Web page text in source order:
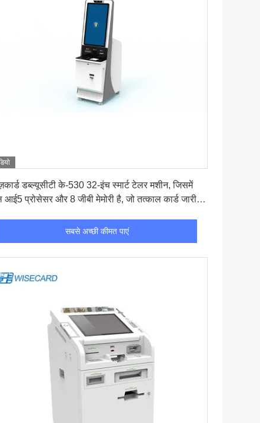
डब्ल्यूसीटी के-530 32-इंच स्मार्ट टेलर मशीन, जिसमें
आई5 प्रोसेसर और 8 जीबी मेमोरी है, जो तत्काल कार्ड जारी
सबसे अच्छी कीमत पाएं